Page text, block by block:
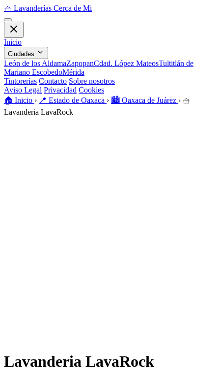
🧺 Lavanderías Cerca de Mi
Inicio
Ciudades
León de los AldamaZapopanCdad. López MateosTultitlán de
Mariano EscobedoMérida
Tintorerías Contacto Sobre nosotros
Aviso Legal Privacidad Cookies
🏠️ Inicio › 📍 Estado de Oaxaca › 🏙️ Oaxaca de Juárez › 🧺
Lavanderia LavaRock
Lavanderia LavaRock